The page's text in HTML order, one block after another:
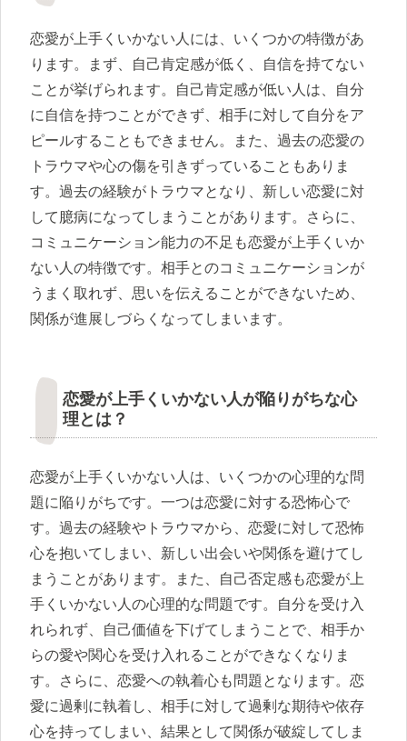
恋愛が上手くいかない人には、いくつかの特徴があ
ります。まず、自己肯定感が低く、自信を持てない
ことが挙げられます。自己肯定感が低い人は、自分
に自信を持つことができず、相手に対して自分をア
ピールすることもできません。また、過去の恋愛の
トラウマや心の傷を引きずっていることもありま
す。過去の経験がトラウマとなり、新しい恋愛に対
して臆病になってしまうことがあります。さらに、
コミュニケーション能力の不足も恋愛が上手くいか
ない人の特徴です。相手とのコミュニケーションが
うまく取れず、思いを伝えることができないため、
関係が進展しづらくなってしまいます。
恋愛が上手くいかない人が陥りがちな心
理とは？
恋愛が上手くいかない人は、いくつかの心理的な問
題に陥りがちです。一つは恋愛に対する恐怖心で
す。過去の経験やトラウマから、恋愛に対して恐怖
心を抱いてしまい、新しい出会いや関係を避けてし
まうことがあります。また、自己否定感も恋愛が上
手くいかない人の心理的な問題です。自分を受け入
れられず、自己価値を下げてしまうことで、相手か
らの愛や関心を受け入れることができなくなりま
す。さらに、恋愛への執着心も問題となります。恋
愛に過剰に執着し、相手に対して過剰な期待や依存
心を持ってしまい、結果として関係が破綻してしま